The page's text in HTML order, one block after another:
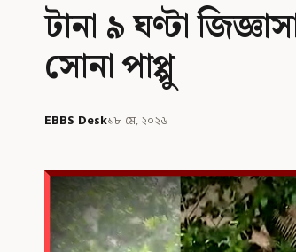
টানা ৯ ঘণ্টা
সোনা পাপ্পু
EBBS Desk১৮ মে, ২০২৬